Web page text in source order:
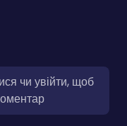
чи увійти, щоб